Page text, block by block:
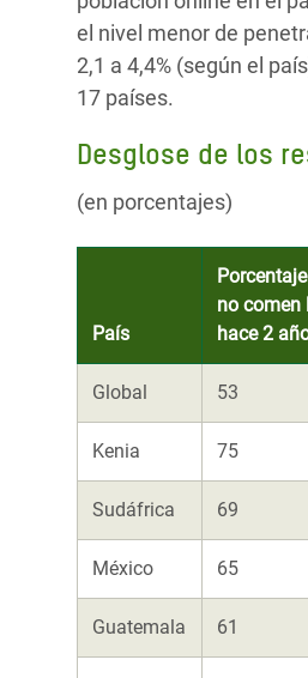
el nivel menor de
2,1 a 4,4% (según el
17 países.
Desglose de los
(en porcentajes)
País
no comen
hace 2
Global 53
Kenia 75
Sudáfrica 69
México 65
Guatemala 61